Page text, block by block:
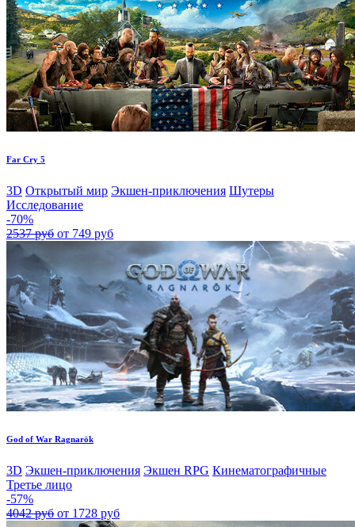
Far Cry 5
3D Открытый мир Экшен-приключения Шутеры
Исследование
-70%
2537 руб от 749 руб
God of War Ragnarök
3D Экшен-приключения Экшен RPG Кинематографичные
Третье лицо
-57%
4042 руб от 1728 руб